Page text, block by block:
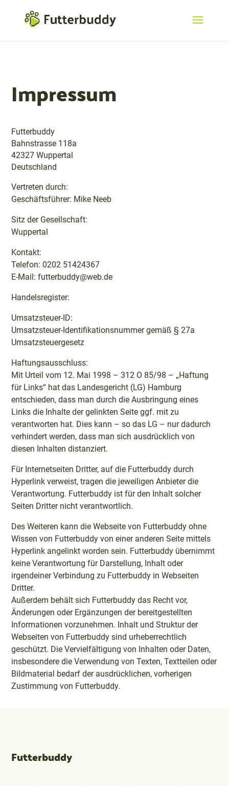
Impressum
Futterbuddy
Bahnstrasse 118a
42327 Wuppertal
Deutschland
Vertreten durch:
Geschäftsführer: Mike Neeb
Sitz der Gesellschaft:
Wuppertal
Kontakt:
Telefon: 0202 51424367
E-Mail: futterbuddy@web.de
Handelsregister:
Umsatzsteuer-ID:
Umsatzsteuer-Identifikationsnummer gemäß § 27a
Umsatzsteuergesetz
Haftungsausschluss:
Mit Urteil vom 12. Mai 1998 – 312 O 85/98 – „Haftung
für Links“ hat das Landesgericht (LG) Hamburg
entschieden, dass man durch die Ausbringung eines
Links die Inhalte der gelinkten Seite ggf. mit zu
verantworten hat. Dies kann – so das LG – nur dadurch
verhindert werden, dass man sich ausdrücklich von
diesen Inhalten distanziert.
Für Internetseiten Dritter, auf die Futterbuddy durch
Hyperlink verweist, tragen die jeweiligen Anbieter die
Verantwortung. Futterbuddy ist für den Inhalt solcher
Seiten Dritter nicht verantwortlich.
Des Weiteren kann die Webseite von Futterbuddy ohne
Wissen von Futterbuddy von einer anderen Seite mittels
Hyperlink angelinkt worden sein. Futterbuddy übernimmt
keine Verantwortung für Darstellung, Inhalt oder
irgendeiner Verbindung zu Futterbuddy in Webseiten
Dritter.
Außerdem behält sich Futterbuddy das Recht vor,
Änderungen oder Ergänzungen der bereitgestellten
Informationen vorzunehmen. Inhalt und Struktur der
Webseiten von Futterbuddy sind urheberrechtlich
geschützt. Die Vervielfältigung von Inhalten oder Daten,
insbesondere die Verwendung von Texten, Textteilen oder
Bildmaterial bedarf der ausdrücklichen, vorherigen
Zustimmung von Futterbuddy.
Futterbuddy